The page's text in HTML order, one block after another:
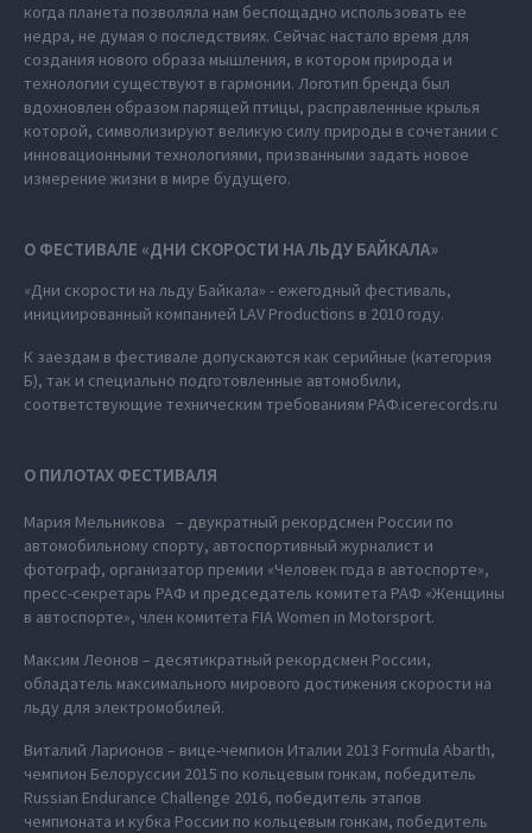
когда планета позволяла нам беспощадно использовать ее
недра, не думая о последствиях. Сейчас настало время для
создания нового образа мышления, в котором природа и
технологии существуют в гармонии. Логотип бренда был
вдохновлен образом парящей птицы, расправленные крылья
которой, символизируют великую силу природы в сочетании с
инновационными технологиями, призванными задать новое
измерение жизни в мире будущего.
О ФЕСТИВАЛЕ «ДНИ СКОРОСТИ НА ЛЬДУ БАЙКАЛА»
«Дни скорости на льду Байкала» - ежегодный фестиваль,
инициированный компанией LAV Productions в 2010 году.
К заездам в фестивале допускаются как серийные (категория
Б), так и специально подготовленные автомобили,
соответствующие техническим требованиям РАФ.icerecords.ru
О ПИЛОТАХ ФЕСТИВАЛЯ
Мария Мельникова – двукратный рекордсмен России по
автомобильному спорту, автоспортивный журналист и
фотограф, организатор премии «Человек года в автоспорте»,
пресс-секретарь РАФ и председатель комитета РАФ «Женщины
в автоспорте», член комитета FIA Women in Motorsport.
Максим Леонов – десятикратный рекордсмен России,
обладатель максимального мирового достижения скорости на
льду для электромобилей.
Виталий Ларионов – вице-чемпион Италии 2013 Formula Abarth,
чемпион Белоруссии 2015 по кольцевым гонкам, победитель
Russian Endurance Challenge 2016, победитель этапов
чемпионата и кубка России по кольцевым гонкам, победитель